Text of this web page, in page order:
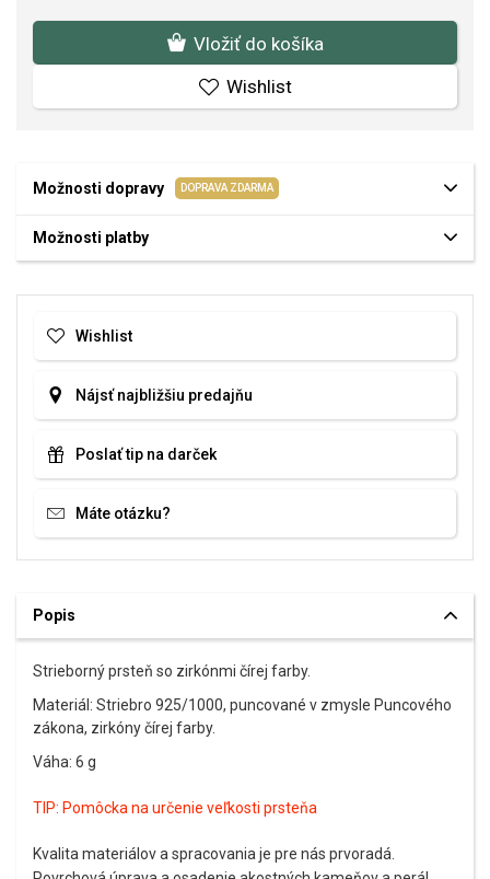
Vložiť do košíka
Wishlist
Možnosti dopravy DOPRAVA ZDARMA
Možnosti platby
Wishlist
Nájsť najbližšiu predajňu
Poslať tip na darček
Máte otázku?
Popis
Strieborný prsteň so zirkónmi čírej farby.
Materiál: Striebro 925/1000, puncované v zmysle Puncového
zákona, zirkóny čírej farby.
Váha: 6 g
TIP: Pomôcka na určenie veľkosti prsteňa
Kvalita materiálov a spracovania je pre nás prvoradá.